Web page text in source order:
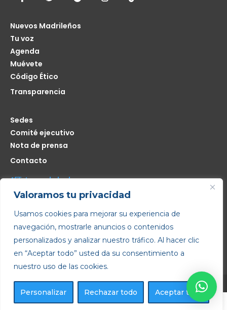
Valoramos tu privacidad
Usamos cookies para mejorar su experiencia de
navegación, mostrarle anuncios o contenidos
personalizados y analizar nuestro tráfico. Al hacer clic
en “Aceptar todo” usted da su consentimiento a
nuestro uso de las cookies.
Personalizar Rechazar todo Aceptar todo
Nuevos Madrileños
Tu voz
Agenda
Muévete
Código Ético
Transparencia
Sedes
Comité ejecutivo
Nota de prensa
Contacto
Afíliate seas de donde seas
Me interesa
Copyright © 2022 – Todos los derechos reservados
Política de privacidad· Aviso legal·Política de cookies